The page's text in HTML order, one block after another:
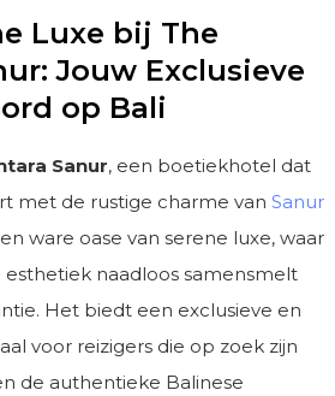
Luxe bij The
Jouw Exclusieve
op Bali
Sanur, een boetiekhotel dat
met de rustige charme van Sanur
ware oase van serene luxe, waar
naadloos samensmelt
Het biedt een exclusieve en
voor reizigers die op zoek zijn
de authentieke Balinese